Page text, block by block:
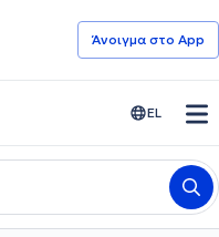
Άνοιγμα στο App
EL